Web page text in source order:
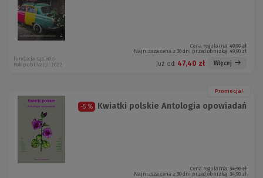
Cena regularna: 49,90 zł
Najniższa cena z 30 dni przed obniżką: 49,90 zł
Już od: 47,40 zł Więcej
fundacja sąsiedzi
Rok publikacji: 2022
Promocja!
-5 % Kwiatki polskie Antologia opowiadań
Cena regularna: 34,90 zł
Najniższa cena z 30 dni przed obniżką: 34,90 zł